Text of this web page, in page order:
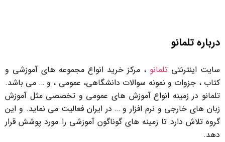
درباره تلمانو
سایت اینترنتی تلمانو ، مرکز خرید انواع مجموعه های آموزشی و
کتاب ، جزوات و نمونه سوالات دانشگاهی، عمومی ، و … می باشد.
تلمانو در زمینه انواع آموزش های عمومی و تخصصی مثل آموزش
زبان های خارجی و نرم افزار و … در ایران فعالیت می نماید. و این
گروه تلاش دارد تا زمینه های گوناگون آموزشی را مورد پوشش قرار
دهد.